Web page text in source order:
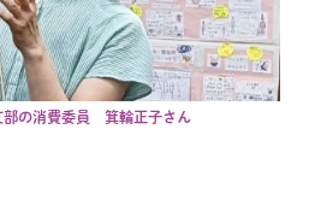
部の消費委員 箕輪正子さん